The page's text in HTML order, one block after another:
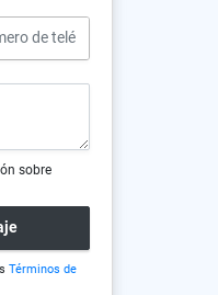
sobre
Términos de